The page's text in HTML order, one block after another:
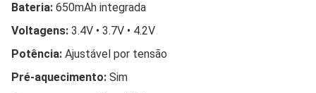
Bateria: 650mAh integrada
Voltagens: 3.4V • 3.7V • 4.2V
Potência: Ajustável por tensão
Pré-aquecimento: Sim